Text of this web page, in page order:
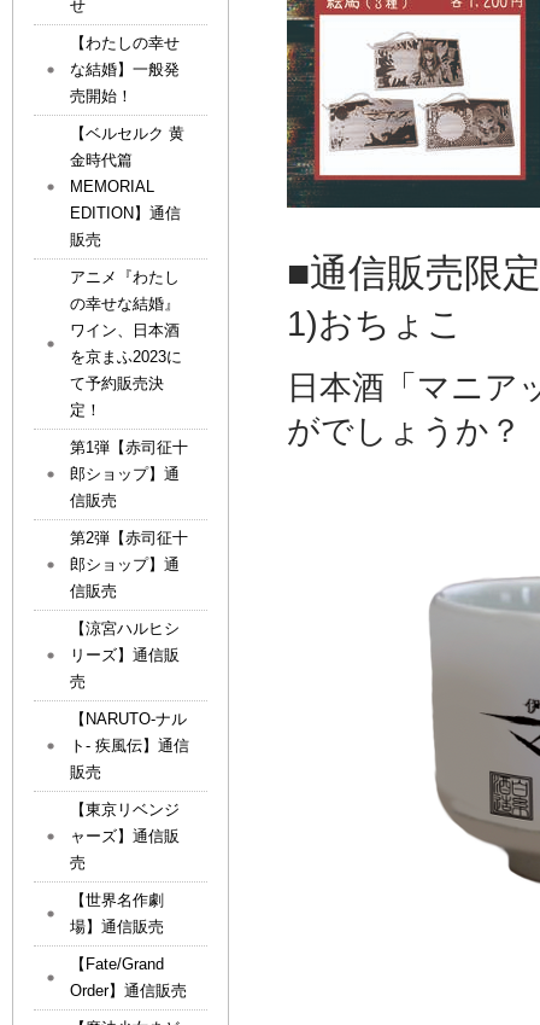
■通信販売限
1)おちょこ
日本酒「マニア
がでしょうか？
せ
【わたしの幸せ
な結婚】一般発
売開始！
【ベルセルク 黄
金時代篇
MEMORIAL
EDITION】通信
販売
アニメ『わたし
の幸せな結婚』
ワイン、日本酒
を京まふ2023に
て予約販売決
定！
第1弾【赤司征十
郎ショップ】通
信販売
第2弾【赤司征十
郎ショップ】通
信販売
【涼宮ハルヒシ
リーズ】通信販
売
【NARUTO-ナル
ト- 疾風伝】通信
販売
【東京リベンジ
ャーズ】通信販
売
【世界名作劇
場】通信販売
【Fate/Grand
Order】通信販売